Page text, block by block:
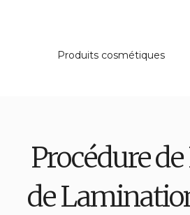
Produits cosmétiques
Procédure
de